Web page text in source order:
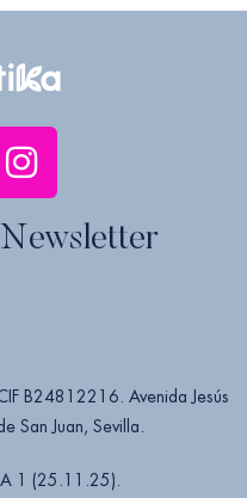
B24812216. Avenida Jesús
San Juan, Sevilla.
1 (25.11.25).